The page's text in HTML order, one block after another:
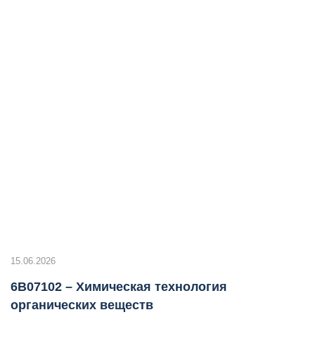
15.06.2026
6B07102 – Химическая технология
органических веществ